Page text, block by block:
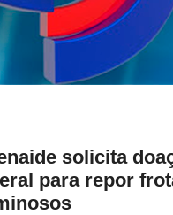
solicita
para repor